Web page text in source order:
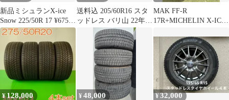
新品ミシュランX-ice
Snow 225/50R 17 ¥67500
円
送料込 205/60R16 スタ
ッドレス バリ山 22年
ミシュラン XICE②
MAK FF-R
17R+MICHELIN X-ICE
¥ 128,000 ¥48,000 ¥32,000